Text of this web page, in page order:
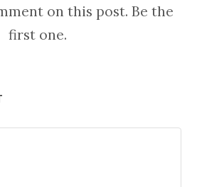
on this post. Be the
first one.